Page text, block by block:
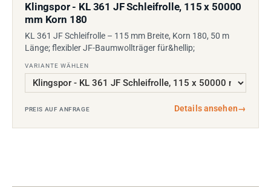
Klingspor - KL 361 JF Schleifrolle, 115 x 50000
mm Korn 180
KL 361 JF Schleifrolle – 115 mm Breite, Korn 180, 50 m
Länge; flexibler JF-Baumwollträger für&hellip;
VARIANTE WÄHLEN
PREIS AUF ANFRAGE Details ansehen→